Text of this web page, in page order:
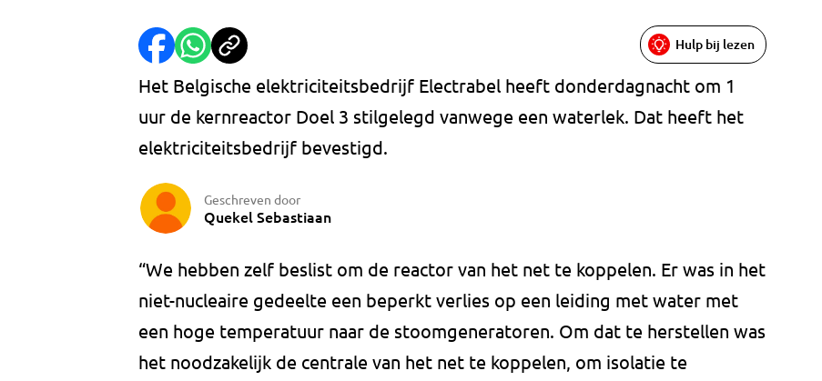
Hulp bij lezen
Het Belgische elektriciteitsbedrijf Electrabel heeft donderdagnacht om 1
uur de kernreactor Doel 3 stilgelegd vanwege een waterlek. Dat heeft het
elektriciteitsbedrijf bevestigd.
Geschreven door
Quekel Sebastiaan
“We hebben zelf beslist om de reactor van het net te koppelen. Er was in het
niet-nucleaire gedeelte een beperkt verlies op een leiding met water met
een hoge temperatuur naar de stoomgeneratoren. Om dat te herstellen was
het noodzakelijk de centrale van het net te koppelen, om isolatie te